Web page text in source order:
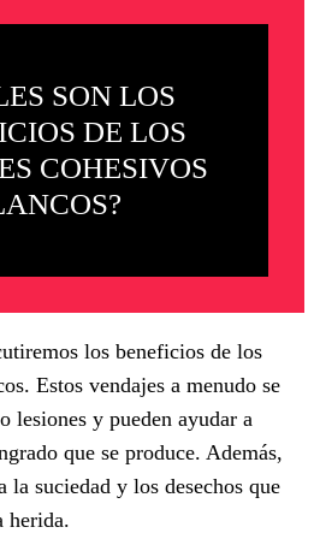
SON LOS
DE LOS
COHESIVOS
los beneficios de los
Estos vendajes a menudo se
lesiones y pueden ayudar a
que se produce. Además,
la suciedad y los desechos que
herida.